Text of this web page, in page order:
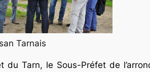
Tarnais
Tarn, le Sous-Préfet de